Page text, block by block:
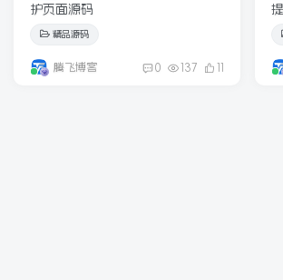
护页面源码
精品源码
腾飞博客 0 137